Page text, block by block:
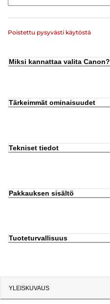
Poistettu pysyvästi käytöstä
Miksi kannattaa valita Canon?
Tärkeimmät ominaisuudet
Tekniset tiedot
Pakkauksen sisältö
Tuoteturvallisuus
YLEISKUVAUS